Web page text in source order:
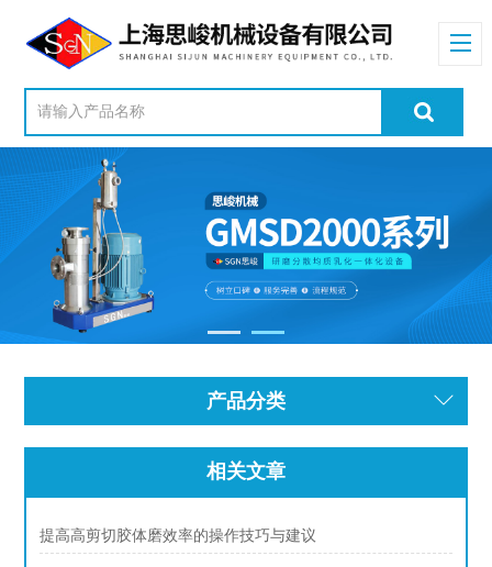
产品分类
相关文章
提高高剪切胶体磨效率的操作技巧与建议